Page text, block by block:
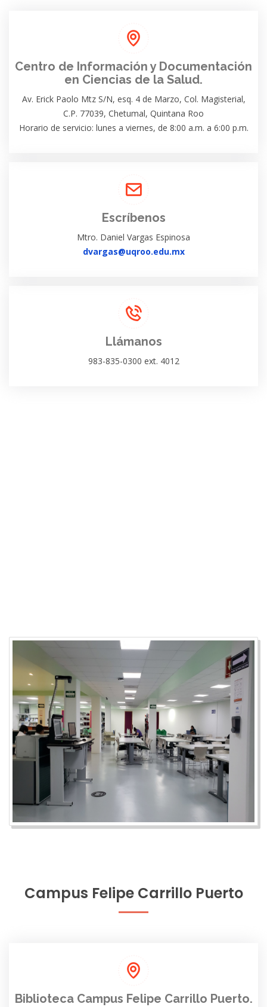
Centro de Información y Documentación
en Ciencias de la Salud.
Av. Erick Paolo Mtz S/N, esq. 4 de Marzo, Col. Magisterial,
C.P. 77039, Chetumal, Quintana Roo
Horario de servicio: lunes a viernes, de 8:00 a.m. a 6:00 p.m.
Escríbenos
Mtro. Daniel Vargas Espinosa
dvargas@uqroo.edu.mx
Llámanos
983-835-0300 ext. 4012
Campus Felipe Carrillo Puerto
Biblioteca Campus Felipe Carrillo Puerto.